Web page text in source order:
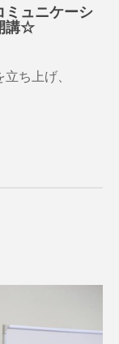
ミュニケーシ
講☆
ち上げ、